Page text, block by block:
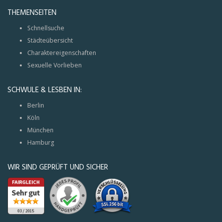
THEMENSEITEN
Schnellsuche
Städteübersicht
Charaktereigenschaften
Sexuelle Vorlieben
SCHWULE & LESBEN IN:
Berlin
Köln
München
Hamburg
WIR SIND GEPRÜFT UND SICHER